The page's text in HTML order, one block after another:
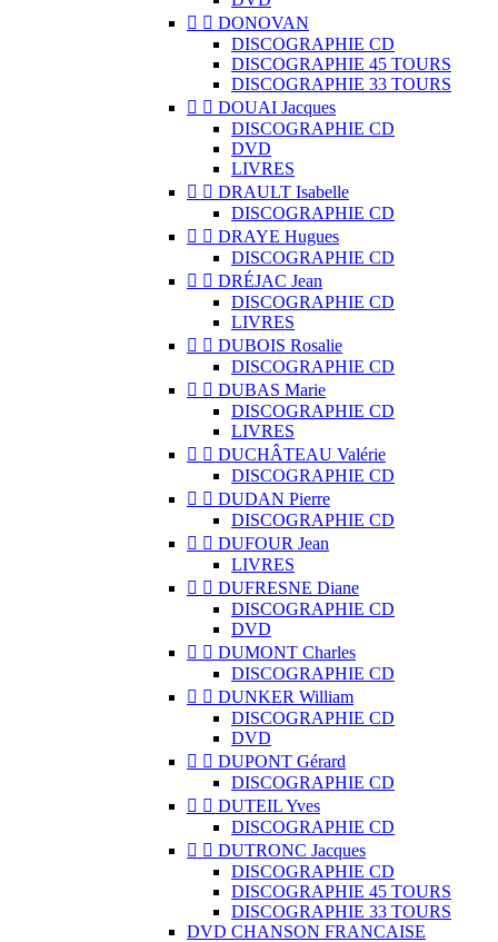
  DONOVAN
DISCOGRAPHIE CD
DISCOGRAPHIE 45 TOURS
DISCOGRAPHIE 33 TOURS
  DOUAI Jacques
DISCOGRAPHIE CD
DVD
LIVRES
  DRAULT Isabelle
DISCOGRAPHIE CD
  DRAYE Hugues
DISCOGRAPHIE CD
  DRÉJAC Jean
DISCOGRAPHIE CD
LIVRES
  DUBOIS Rosalie
DISCOGRAPHIE CD
  DUBAS Marie
DISCOGRAPHIE CD
LIVRES
  DUCHÂTEAU Valérie
DISCOGRAPHIE CD
  DUDAN Pierre
DISCOGRAPHIE CD
  DUFOUR Jean
LIVRES
  DUFRESNE Diane
DISCOGRAPHIE CD
DVD
  DUMONT Charles
DISCOGRAPHIE CD
  DUNKER William
DISCOGRAPHIE CD
DVD
  DUPONT Gérard
DISCOGRAPHIE CD
  DUTEIL Yves
DISCOGRAPHIE CD
  DUTRONC Jacques
DISCOGRAPHIE CD
DISCOGRAPHIE 45 TOURS
DISCOGRAPHIE 33 TOURS
DVD CHANSON FRANCAISE